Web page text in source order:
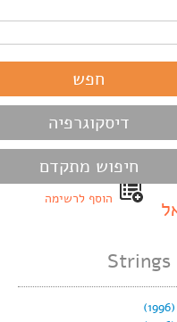
דיסקוגרפיה
חיפוש מתקדם
הוסף לרשימה